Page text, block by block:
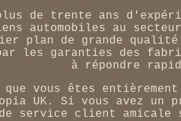
de trente ans
automobiles au
plan de grande
les garanties des
à répondre
que vous êtes
UK. Si vous avez
de service client